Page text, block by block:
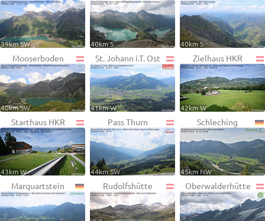
39km SW 40km S 40km S
Mooserboden
40km SW
St. Johann i.T. Ost
41km W
Zielhaus HKR
42km W
Starthaus HKR
43km W
Pass Thurn
44km SW
Schleching
45km NW
Marquartstein Rudolfshütte Oberwalderhütte